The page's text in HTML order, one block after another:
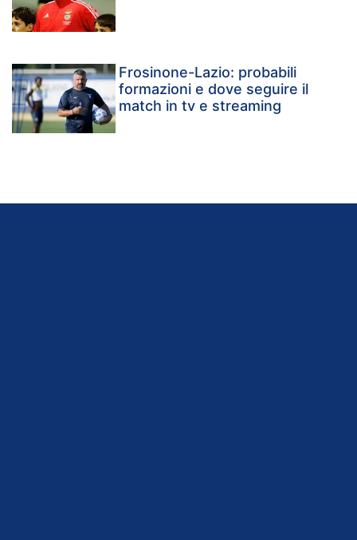
Frosinone-Lazio: probabili
formazioni e dove seguire il
match in tv e streaming